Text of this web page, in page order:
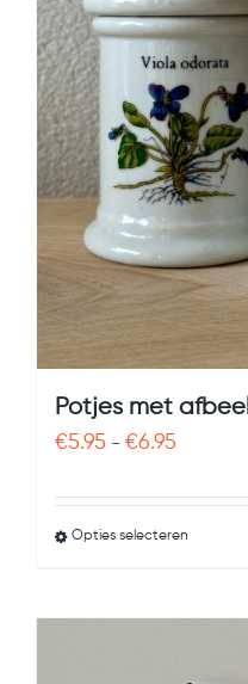
Potjes met
€5.95 - €6.95
tot
€6.95
Opties selecteren